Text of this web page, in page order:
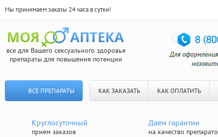
Мы принимаем заказы 24 часа в сутки!
все для Вашего сексуального здоровья
препараты для повышения потенции
ВСЕ ПРЕПАРАТЫ КАК ЗАКАЗАТЬ КАК ОПЛАТИТЬ
Круглосуточный
прием заказов
Даем гарантии
на качество